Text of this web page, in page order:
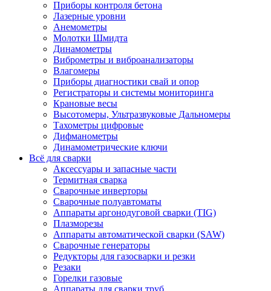
Приборы контроля бетона
Лазерные уровни
Анемометры
Молотки Шмидта
Динамометры
Виброметры и виброанализаторы
Влагомеры
Приборы диагностики свай и опор
Регистраторы и системы мониторинга
Крановые весы
Высотомеры, Ультразвуковые Дальномеры
Тахометры цифровые
Дифманометры
Динамометрические ключи
Всё для сварки
Аксессуары и запасные части
Термитная сварка
Сварочные инверторы
Сварочные полуавтоматы
Аппараты аргонодуговой сварки (TIG)
Плазморезы
Аппараты автоматической сварки (SAW)
Сварочные генераторы
Редукторы для газосварки и резки
Резаки
Горелки газовые
Аппараты для сварки труб